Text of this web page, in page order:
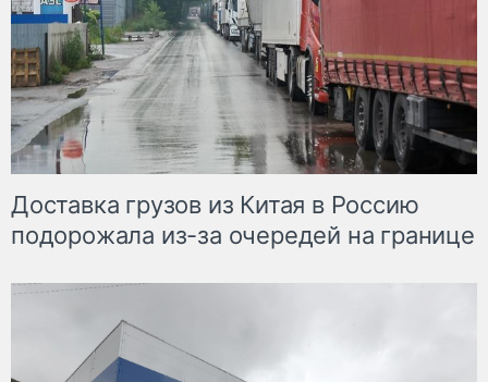
Доставка грузов из Китая в Россию
подорожала из-за очередей на границе